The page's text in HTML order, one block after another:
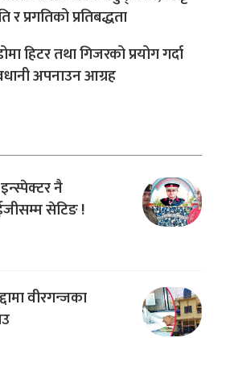
र प्रगतिको प्रतिबद्धता
हिटर तथा गिजरको प्रयोग गर्दा
अपनाउन आग्रह
नै
सेटिङ !
वीरगन्जका